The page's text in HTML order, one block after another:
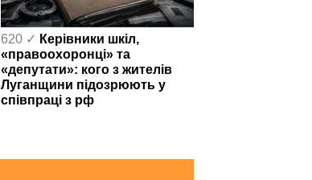
620 ✓ Керівники шкіл,
«правоохоронці» та
«депутати»: кого з жителів
Луганщини підозрюють у
співпраці з рф